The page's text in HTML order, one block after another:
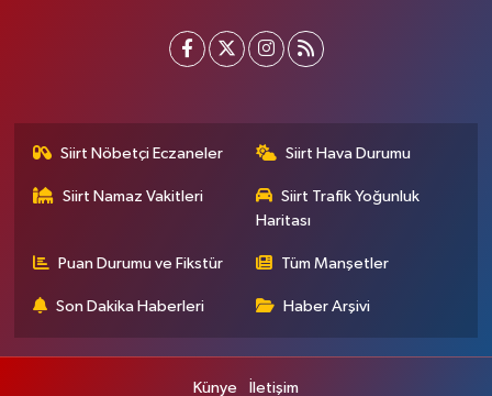
Siirt Nöbetçi Eczaneler Siirt Hava Durumu
Siirt Namaz Vakitleri
Siirt Trafik Yoğunluk
Haritası
Puan Durumu ve Fikstür Tüm Manşetler
Son Dakika Haberleri Haber Arşivi
Künye İletişim